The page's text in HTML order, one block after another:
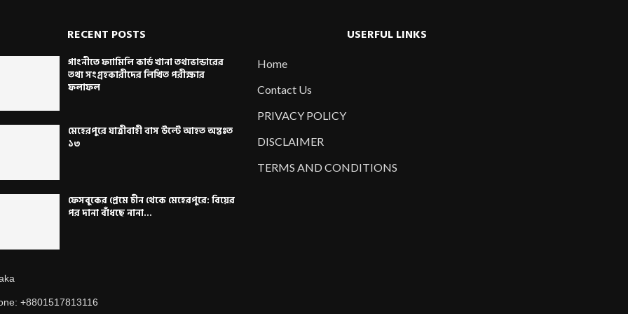
RECENT POSTS
গাংনীতে ফ্যামিলি কার্ড খানা তথ্যভান্ডারের
তথ্য সংগ্রহকারীদের লিখিত পরীক্ষার
ফলাফল
মেহেরপুরে যাত্রীবাহী বাস উল্টে আহত অন্তঃত
১৩
ফেসবুকের প্রেমে চীন থেকে মেহেরপুরে: বিয়ের
পর দানা বাঁধছে নানা...
+8801517813116
USERFUL LINKS
Home
Contact Us
PRIVACY POLICY
DISCLAIMER
TERMS AND CONDITIONS